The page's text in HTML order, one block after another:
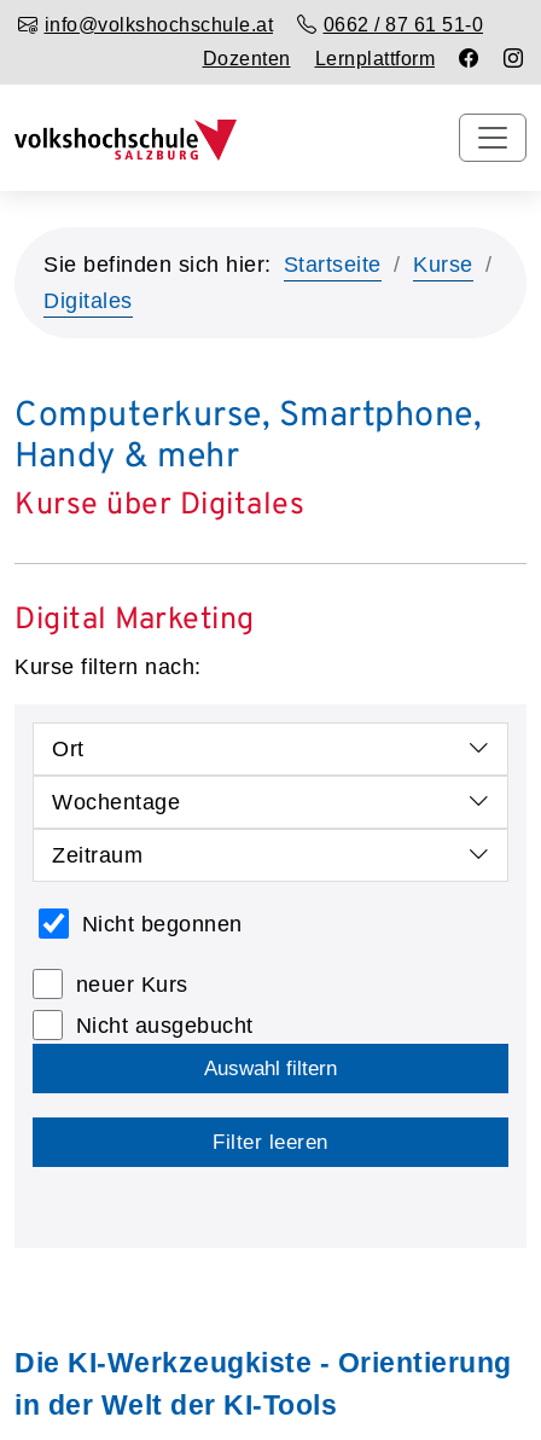
info@volkshochschule.at
0662 / 87 61 51-0
Dozenten
Lernplattform
Sie befinden sich hier: Startseite
Kurse
Digitales
Computerkurse, Smartphone,
Handy & mehr
Kurse über Digitales
Digital Marketing
Kurse filtern nach:
Ort
Wochentage
Zeitraum
Nicht begonnen
neuer Kurs
Nicht ausgebucht
Auswahl filtern
Filter leeren
Die KI-Werkzeugkiste - Orientierung
in der Welt der KI-Tools